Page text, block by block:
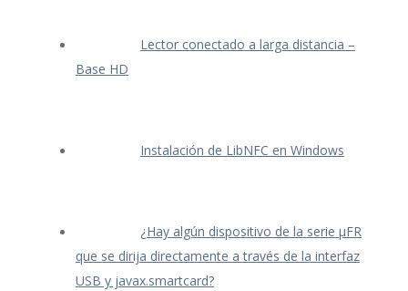
Lector conectado a larga distancia –
Base HD
Instalación de LibNFC en Windows
¿Hay algún dispositivo de la serie μFR
que se dirija directamente a través de la interfaz
USB y javax.smartcard?